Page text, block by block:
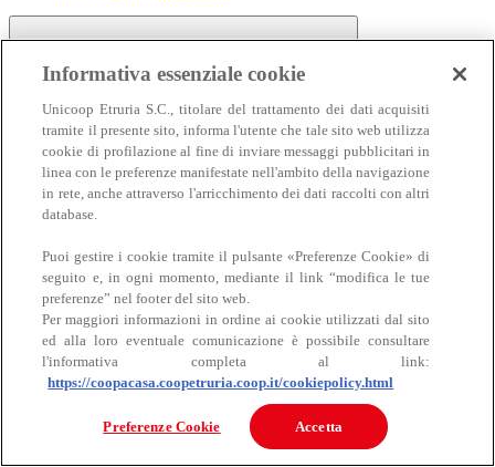
Carne
Carne
Bovino
Informativa essenziale cookie
Unicoop Etruria S.C., titolare del trattamento dei dati acquisiti
tramite il presente sito, informa l'utente che tale sito web utilizza
cookie di profilazione al fine di inviare messaggi pubblicitari in
linea con le preferenze manifestate nell'ambito della navigazione
in rete, anche attraverso l'arricchimento dei dati raccolti con altri
database.
Puoi gestire i cookie tramite il pulsante «Preferenze Cookie» di
seguito e, in ogni momento, mediante il link “modifica le tue
preferenze” nel footer del sito web.
Per maggiori informazioni in ordine ai cookie utilizzati dal sito
ed alla loro eventuale comunicazione è possibile consultare
l'informativa completa al link:
https://coopacasa.coopetruria.coop.it/cookiepolicy.html
Preferenze Cookie Accetta